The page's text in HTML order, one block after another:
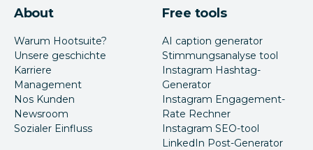
About
Warum Hootsuite?
Unsere geschichte
Karriere
Management
Nos Kunden
Newsroom
Sozialer Einfluss
Free tools
AI caption generator
Stimmungsanalyse tool
Instagram Hashtag-
Generator
Instagram Engagement-
Rate Rechner
Instagram SEO-tool
LinkedIn Post-Generator